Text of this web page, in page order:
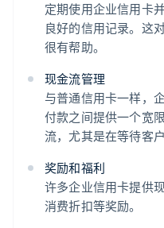
定期使用企业信用卡
良好的信用记录。这
很有帮助。
现金流管理
与普通信用卡一样，
付款之间提供一个宽
流，尤其是在等待客
奖励和福利
许多企业信用卡提供
消费折扣等奖励。